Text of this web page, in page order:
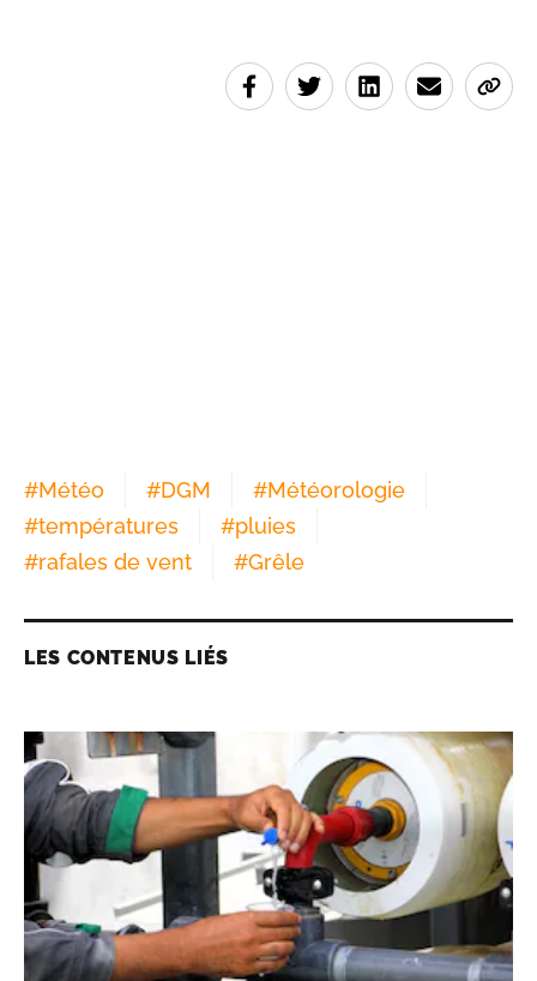
#Météo #DGM #Météorologie
#températures #pluies
#rafales de vent #Grêle
LES CONTENUS LIÉS